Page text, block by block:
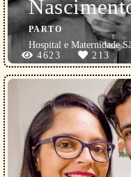
PARTO
Hospital e Maternidade
4623
213